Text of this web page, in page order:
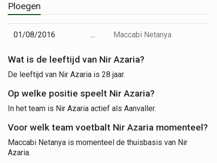
Ploegen
01/08/2016 ... Maccabi Netanya
Wat is de leeftijd van Nir Azaria?
De leeftijd van Nir Azaria is 28 jaar.
Op welke positie speelt Nir Azaria?
In het team is Nir Azaria actief als Aanvaller.
Voor welk team voetbalt Nir Azaria momenteel?
Maccabi Netanya is momenteel de thuisbasis van Nir
Azaria.